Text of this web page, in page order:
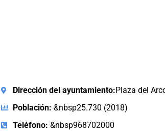
Dirección del ayuntamiento:Plaza del
Población: &nbsp25.730 (2018)
Teléfono: &nbsp968702000